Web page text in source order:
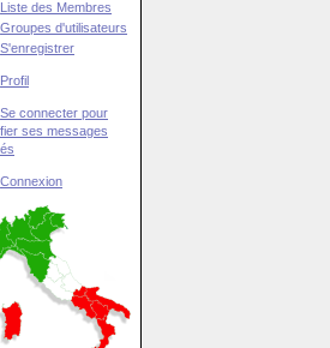
Liste des Membres
Groupes d'utilisateurs
S'enregistrer
Profil
Se connecter pour
ses messages
Connexion